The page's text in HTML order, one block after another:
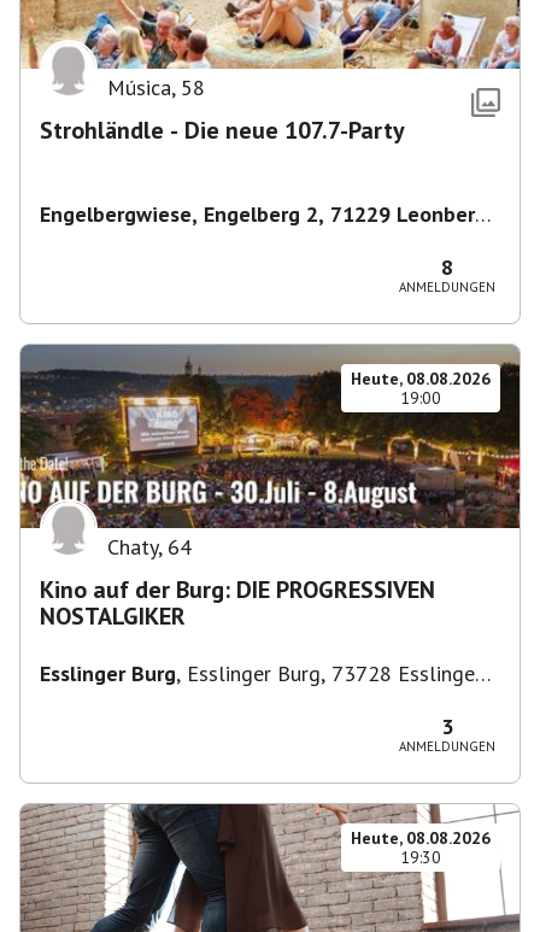
Música, 58
Strohländle - Die neue 107.7-Party
Engelbergwiese, Engelberg 2, 71229 Leonberg,
8
ANMELDUNGEN
Heute, 08.08.2026
19:00
Chaty, 64
Kino auf der Burg: DIE PROGRESSIVEN
NOSTALGIKER
Esslinger Burg, Esslinger Burg, 73728 Esslingen
3
ANMELDUNGEN
Heute, 08.08.2026
19:30